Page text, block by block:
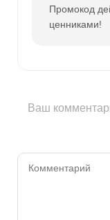
Промокод
ценниками!
Ваш